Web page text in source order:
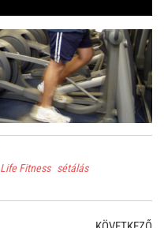
Life Fitness sétálás